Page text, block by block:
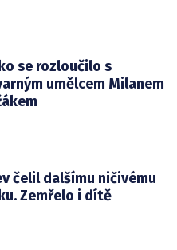
se rozloučilo s
umělcem Milanem
čelil dalšímu ničivému
Zemřelo i dítě